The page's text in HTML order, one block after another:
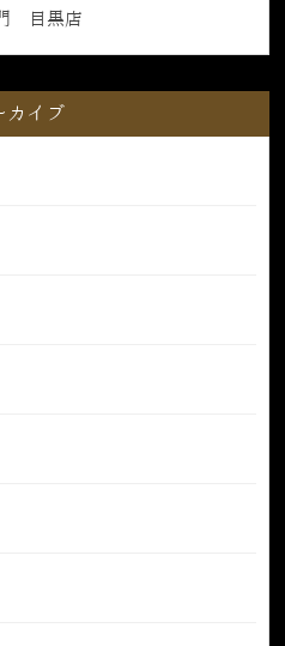
目黒店
カイブ